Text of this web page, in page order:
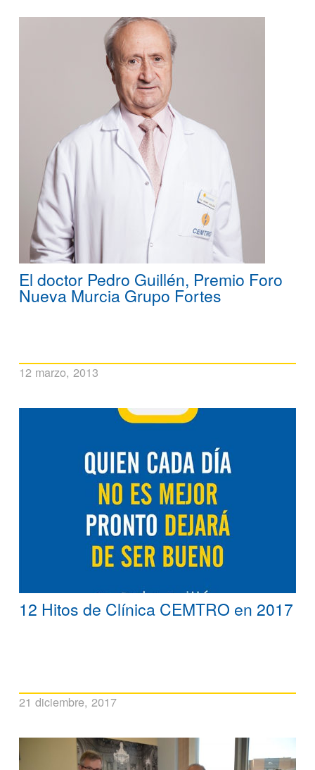
El doctor Pedro Guillén, Premio Foro
Nueva Murcia Grupo Fortes
12 marzo, 2013
12 Hitos de Clínica CEMTRO en 2017
21 diciembre, 2017